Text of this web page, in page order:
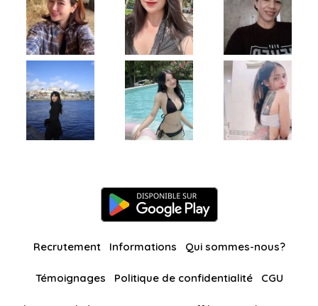
Recrutement Informations Qui sommes-nous?
Témoignages Politique de confidentialité CGU